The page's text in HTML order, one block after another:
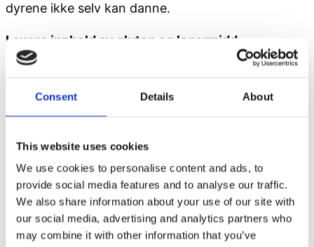
Consent Details About
This website uses cookies
We use cookies to personalise content and ads, to
provide social media features and to analyse our traffic.
We also share information about your use of our site with
our social media, advertising and analytics partners who
may combine it with other information that you’ve
dyrene ikke selv kan danne.
Lavere innhold av gluten og lagermidd
og lagermidd ved å fjerne kornet fra vårt Premium
fôr. Vi opplever, at mange hunder og katter, som
med Faunakrams kornfrie fôr, hvor innholdet av
gluten og lagermidd er veldig lavt. Faunakram
understreker derimot at fôret ikke er utviklet til dyr
som lider av allergi, men derimot til sunne og friske
dyr.